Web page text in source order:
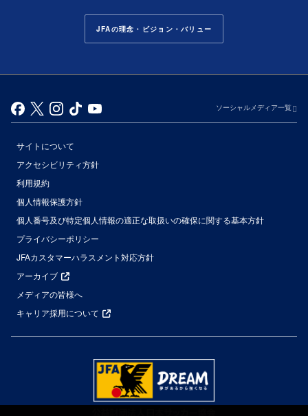
JFAの理念・ビジョン・バリュー
ソーシャルメディア一覧
サイトについて
アクセシビリティ方針
利用規約
個人情報保護方針
個人番号及び特定個人情報の適正な取扱いの確保に関する基本方針
プライバシーポリシー
JFAカスタマーハラスメント対応方針
アーカイブ
メディアの皆様へ
キャリア採用について